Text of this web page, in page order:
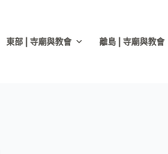
東部 | 寺廟與教會 離島 | 寺廟與教會